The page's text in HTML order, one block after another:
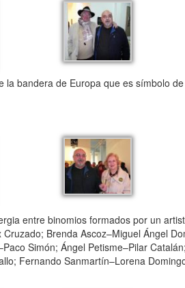
bandera de Europa que es símbolo
entre binomios formados por un
Brenda Ascoz–Miguel Ángel
Simón; Ángel Petisme–Pilar
Fernando Sanmartín–Lorena